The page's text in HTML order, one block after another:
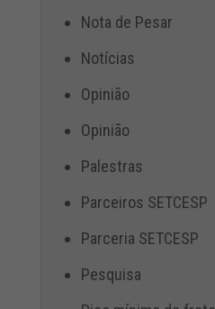
Nota de Pesar
Notícias
Opinião
Opinião
Palestras
Parceiros SETCESP
Parceria SETCESP
Pesquisa